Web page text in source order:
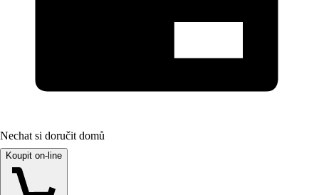
Nechat si doručit domů
Koupit on-line